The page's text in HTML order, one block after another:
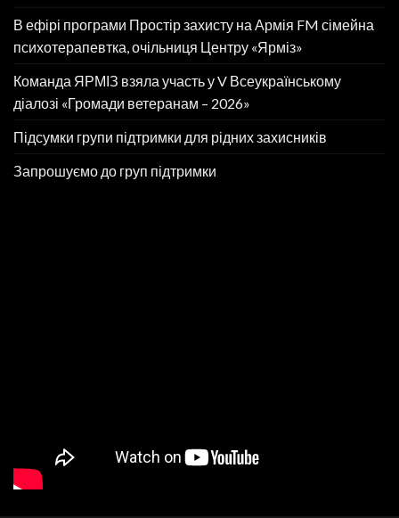
В ефірі програми Простір захисту на Армія FM сімейна
психотерапевтка, очільниця Центру «Ярміз»
Команда ЯРМІЗ взяла участь у V Всеукраїнському
діалозі «Громади ветеранам – 2026»
Підсумки групи підтримки для рідних захисників
Запрошуємо до груп підтримки